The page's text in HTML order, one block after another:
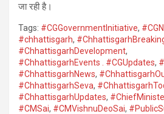
जा रही है।
Tags: #CGGovernmentInitiative,
#chhattisgarh,
#ChhattisgarhDevelopment,
#ChhattisgarhEvents . #CGUpdates,
#ChhattisgarhNews,
#ChhattisgarhSeva,
#ChhattisgarhUpdates,
#CMSai, #CMVishnuDeoSai,